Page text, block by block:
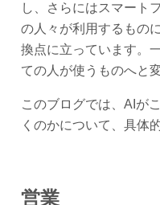
し、さらにはスマート
の人々が利用するもの
換点に立っています。
ての人が使うものへと
このブログでは、AIが
くのかについて、具体
営業